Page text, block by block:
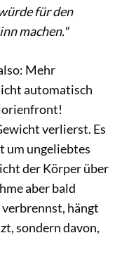
für den
machen."
Mehr
automatisch
verlierst. Es
um ungeliebtes
der Körper über
aber bald
hängt
sondern davon,